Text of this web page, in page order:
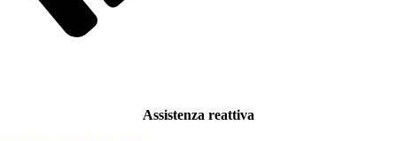
Assistenza reattiva